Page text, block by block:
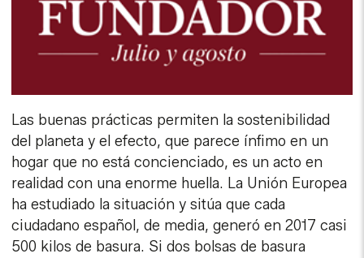
Las buenas prácticas permiten la sostenibilidad
del planeta y el efecto, que parece ínfimo en un
hogar que no está concienciado, es un acto en
realidad con una enorme huella. La Unión Europea
ha estudiado la situación y sitúa que cada
ciudadano español, de media, generó en 2017 casi
500 kilos de basura. Si dos bolsas de basura